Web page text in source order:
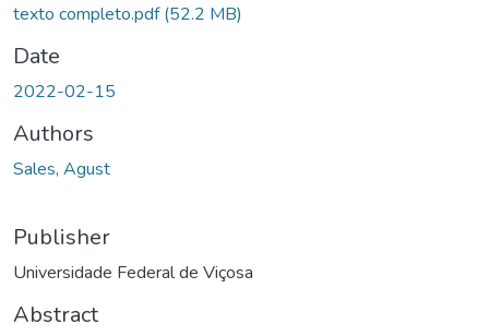
texto completo.pdf(52.2 MB)
Date
2022-02-15
Authors
Sales, Agust
Publisher
Universidade Federal de Viçosa
Abstract